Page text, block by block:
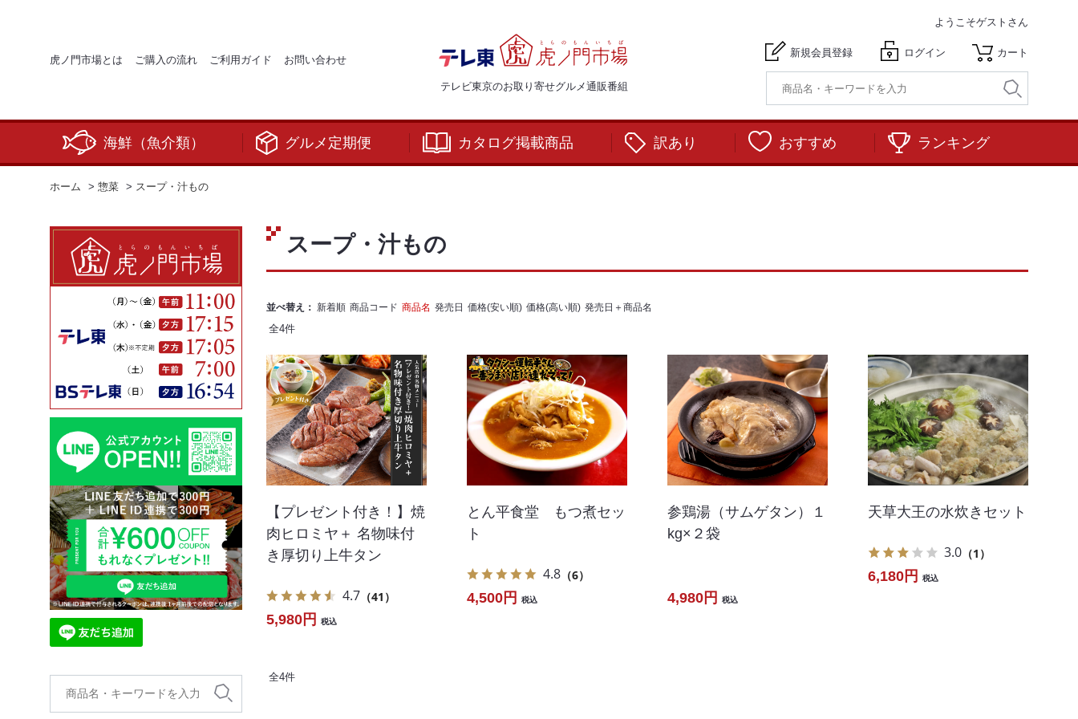
虎ノ門市場とは ご購入の流れ ご利用ガイド お問い合わせ
テレビ東京のお取り寄せグルメ通販番組
ようこそゲストさん
新規会員登録 ログイン カート
海鮮（魚介類） グルメ定期便 カタログ掲載商品 訳あり おすすめ ランキング
ホーム > 惣菜 > スープ・汁もの
スープ・汁もの
並べ替え： 新着順 商品コード 商品名 発売日 価格(安い順) 価格(高い順) 発売日＋商品名
全4件
【プレゼント付き！】焼
肉ヒロミヤ＋ 名物味付
き厚切り上牛タン
4.7 （41）
5,980円 税込
とん平食堂 もつ煮セッ
ト
4.8 （6）
4,500円 税込
参鶏湯（サムゲタン）１
kg×２袋
4,980円 税込
天草大王の水炊きセット
3.0 （1）
6,180円 税込
全4件